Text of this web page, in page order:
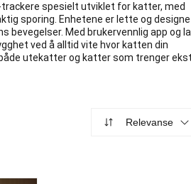
trackere spesielt utviklet for katter, med
sporing. Enhetene er lette og
bevegelser. Med brukervennlig app og
ved å alltid vite hvor katten din
utekatter og katter som trenger
Relevanse